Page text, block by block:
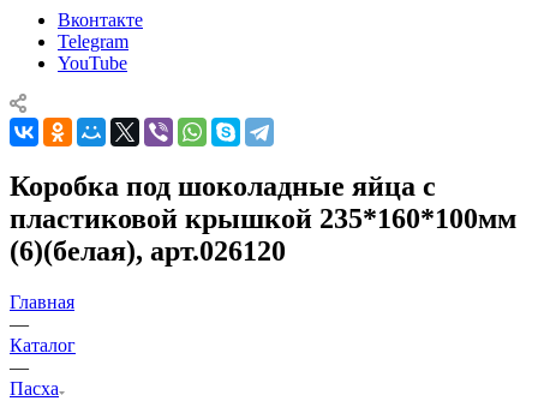
Вконтакте
Telegram
YouTube
Коробка под шоколадные яйца с
пластиковой крышкой 235*160*100мм
(6)(белая), арт.026120
Главная
—
Каталог
—
Пасха